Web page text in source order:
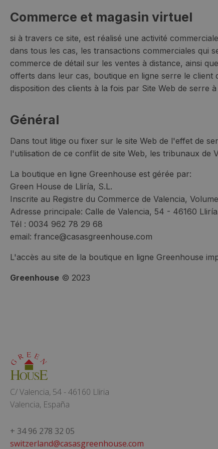
Commerce et magasin virtuel
si à travers ce site, est réalisé une activité
dans tous les cas, les transactions commerciales qui
commerce de détail sur les ventes à distance, ainsi
offerts dans leur cas, boutique en ligne serre le
disposition des clients à la fois par Site Web de
Général
Dans tout litige ou fixer sur le site Web de l'effet de
l'utilisation de ce conflit de site Web, les tribunaux de
La boutique en ligne Greenhouse est gérée par:
Green House de Lliría, S.L.
Inscrite au Registre du Commerce de Valencia,
Adresse principale: Calle de Valencia, 54 - 46160
Tél : 0034 962 78 29 68
email: france@casasgreenhouse.com
L'accès au site de la boutique en ligne Greenhouse
Greenhouse © 2023
C/ Valencia, 54 - 46160 Lliria
Valencia, España
+ 34 96 278 32 05
switzerland@casasgreenhouse.com